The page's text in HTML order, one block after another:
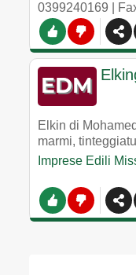
0399240169 |
Elkin di
marmi,
Imprese Edili